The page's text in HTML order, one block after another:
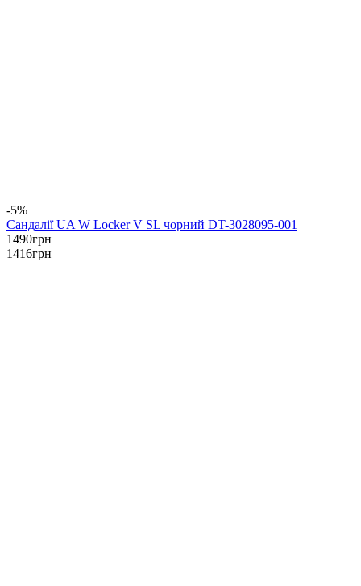
-5%
Сандалії UA W Locker V SL чорний DT-3028095-001
1490грн
1416грн